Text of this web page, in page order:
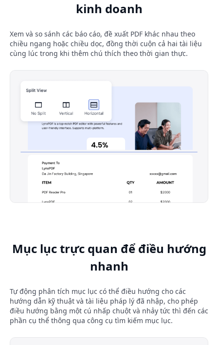
kinh doanh
Xem và so sánh các báo cáo, đề xuất PDF khác nhau theo
chiều ngang hoặc chiều dọc, đồng thời cuộn cả hai tài liệu
cùng lúc trong khi thêm chú thích theo thời gian thực.
Mục lục trực quan để điều hướng
nhanh
Tự động phân tích mục lục có thể điều hướng cho các
hướng dẫn kỹ thuật và tài liệu pháp lý đã nhập, cho phép
điều hướng bằng một cú nhấp chuột và nhảy tức thì đến các
phần cụ thể thông qua công cụ tìm kiếm mục lục.